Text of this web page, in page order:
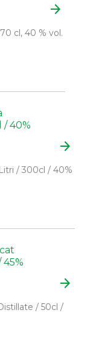
arrow_forward
cl, 40 % vol.
arrow_forward
/ 300cl / 40%
arrow_forward
/ 50cl /